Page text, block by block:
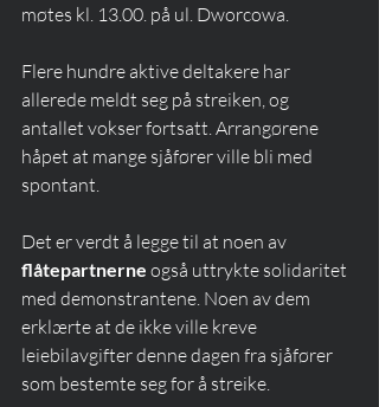
møtes kl. 13.00. på ul. Dworcowa.
Flere hundre aktive deltakere har
allerede meldt seg på streiken, og
antallet vokser fortsatt. Arrangørene
håpet at mange sjåfører ville bli med
spontant.
Det er verdt å legge til at noen av
flåtepartnerne også uttrykte solidaritet
med demonstrantene. Noen av dem
erklærte at de ikke ville kreve
leiebilavgifter denne dagen fra sjåfører
som bestemte seg for å streike.